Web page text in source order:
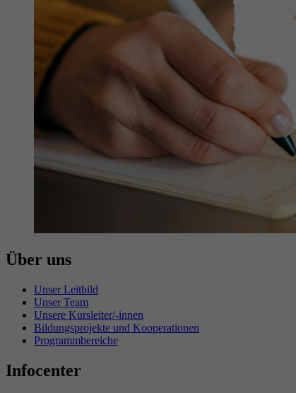
Über uns
Unser Leitbild
Unser Team
Unsere Kursleiter/-innen
Bildungsprojekte und Kooperationen
Programmbereiche
Infocenter